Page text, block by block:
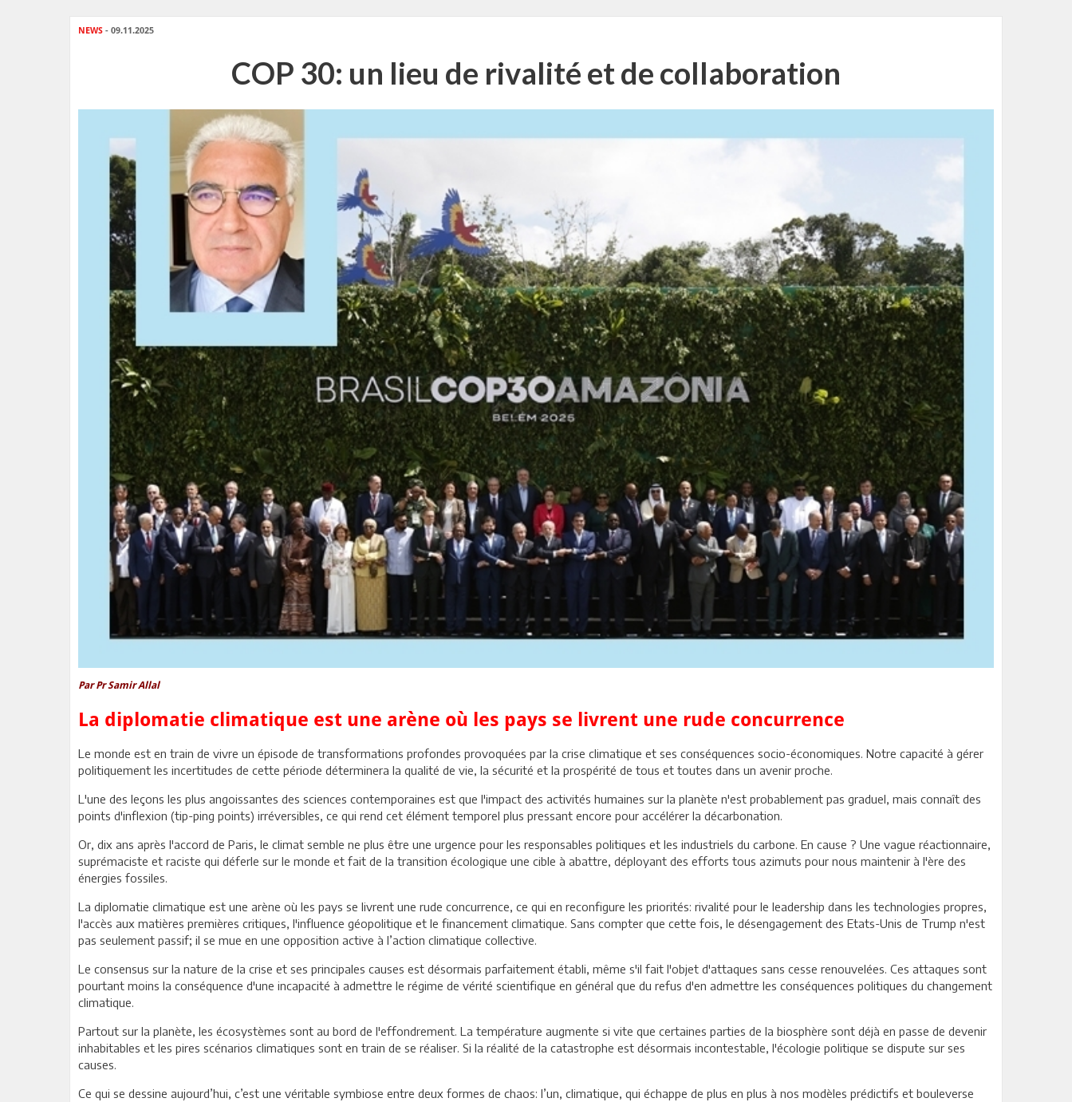
NEWS - 09.11.2025
COP 30: un lieu de rivalité et de collaboration
Par Pr Samir Allal
La diplomatie climatique est une arène où les pays se livrent une rude concurrence
Le monde est en train de vivre un épisode de transformations profondes provoquées par la crise climatique et ses conséquences socio-économiques. Notre capacité à gérer
politiquement les incertitudes de cette période déterminera la qualité de vie, la sécurité et la prospérité de tous et toutes dans un avenir proche.
L'une des leçons les plus angoissantes des sciences contemporaines est que l'impact des activités humaines sur la planète n'est probablement pas graduel, mais connaît des
points d'inflexion (tip-ping points) irréversibles, ce qui rend cet élément temporel plus pressant encore pour accélérer la décarbonation.
Or, dix ans après l'accord de Paris, le climat semble ne plus être une urgence pour les responsables politiques et les industriels du carbone. En cause ? Une vague réactionnaire,
suprémaciste et raciste qui déferle sur le monde et fait de la transition écologique une cible à abattre, déployant des efforts tous azimuts pour nous maintenir à l'ère des
énergies fossiles.
La diplomatie climatique est une arène où les pays se livrent une rude concurrence, ce qui en reconfigure les priorités: rivalité pour le leadership dans les technologies propres,
l'accès aux matières premières critiques, l'influence géopolitique et le financement climatique. Sans compter que cette fois, le désengagement des Etats-Unis de Trump n'est
pas seulement passif; il se mue en une opposition active à l’action climatique collective.
Le consensus sur la nature de la crise et ses principales causes est désormais parfaitement établi, même s'il fait l'objet d'attaques sans cesse renouvelées. Ces attaques sont
pourtant moins la conséquence d'une incapacité à admettre le régime de vérité scientifique en général que du refus d'en admettre les conséquences politiques du changement
climatique.
Partout sur la planète, les écosystèmes sont au bord de l'effondrement. La température augmente si vite que certaines parties de la biosphère sont déjà en passe de devenir
inhabitables et les pires scénarios climatiques sont en train de se réaliser. Si la réalité de la catastrophe est désormais incontestable, l'écologie politique se dispute sur ses
causes.
Ce qui se dessine aujourd’hui, c’est une véritable symbiose entre deux formes de chaos: l’un, climatique, qui échappe de plus en plus à nos modèles prédictifs et bouleverse